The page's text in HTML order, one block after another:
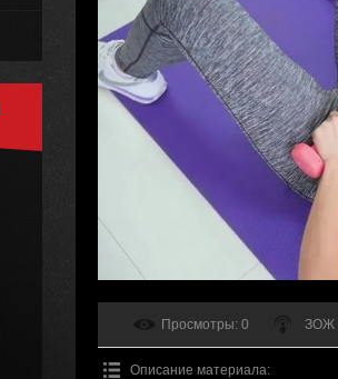
Просмотры: 0 ЗОЖ
Описание материала: